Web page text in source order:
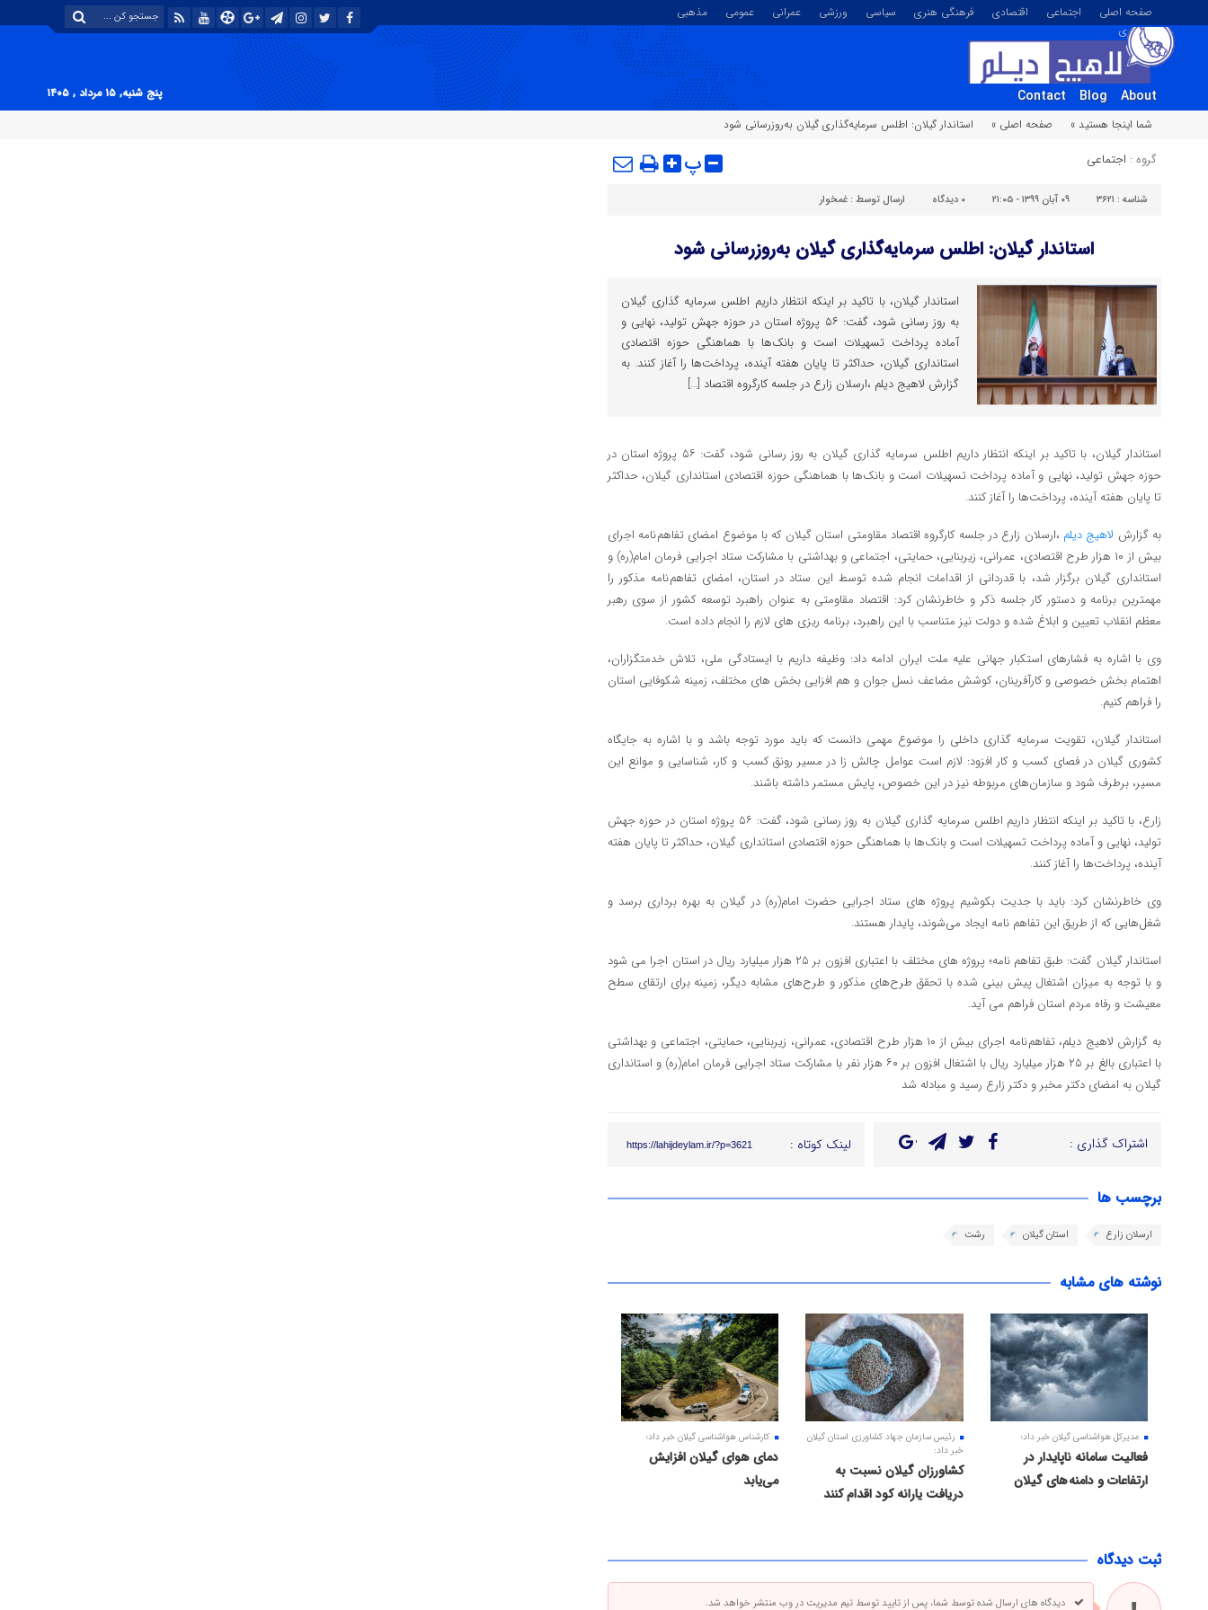
صفحه اصلی اجتماعی اقتصادی فرهنگی هنری سیاسی ورزشی عمرانی عمومی
مذهبی
تصویری
About
Blog
Contact
پنج شنبه, ۱۵ مرداد , ۱۴۰۵
شما اینجا هستید »
صفحه اصلی » استاندار گیلان: اطلس سرمایه‌گذاری گیلان به‌روزرسانی شود
گروه : اجتماعی پ
شناسه : ۳۶۲۱ ۰۹ آبان ۱۳۹۹ - ۲۱:۰۵ ۰ دیدگاه ارسال توسط : غمخوار
استاندار گیلان: اطلس سرمایه‌گذاری گیلان به‌روزرسانی شود
استاندار گیلان، با تاکید بر اینکه انتظار داریم اطلس سرمایه گذاری گیلان
به روز رسانی شود، گفت: ۵۶ پروژه استان در حوزه جهش تولید، نهایی و
آماده پرداخت تسهیلات است و بانک‌ها با هماهنگی حوزه اقتصادی
استانداری گیلان، حداکثر تا پایان هفته آینده، پرداخت‌ها را آغاز کنند. به
گزارش لاهیج دیلم ،ارسلان زارع در جلسه کارگروه اقتصاد […]
استاندار گیلان، با تاکید بر اینکه انتظار داریم اطلس سرمایه گذاری گیلان به روز رسانی شود، گفت: ۵۶ پروژه استان در
حوزه جهش تولید، نهایی و آماده پرداخت تسهیلات است و بانک‌ها با هماهنگی حوزه اقتصادی استانداری گیلان، حداکثر
تا پایان هفته آینده، پرداخت‌ها را آغاز کنند.
به گزارش لاهیج دیلم ،ارسلان زارع در جلسه کارگروه اقتصاد مقاومتی استان گیلان که با موضوع امضای تفاهم نامه اجرای
بیش از ۱۰ هزار طرح اقتصادی، عمرانی، زیربنایی، حمایتی، اجتماعی و بهداشتی با مشارکت ستاد اجرایی فرمان امام(ره) و
استانداری گیلان برگزار شد، با قدردانی از اقدامات انجام شده توسط این ستاد در استان، امضای تفاهم نامه مذکور را
مهمترین برنامه و دستور کار جلسه ذکر و خاطرنشان کرد: اقتصاد مقاومتی به عنوان راهبرد توسعه کشور از سوی رهبر
معظم انقلاب تعیین و ابلاغ شده و دولت نیز متناسب با این راهبرد، برنامه ریزی های لازم را انجام داده است.
وی با اشاره به فشارهای استکبار جهانی علیه ملت ایران ادامه داد: وظیفه داریم با ایستادگی ملی، تلاش خدمتگزاران،
اهتمام بخش خصوصی و کارآفرینان، کوشش مضاعف نسل جوان و هم افزایی بخش های مختلف، زمینه شکوفایی استان
را فراهم کنیم.
استاندار گیلان، تقویت سرمایه گذاری داخلی را موضوع مهمی دانست که باید مورد توجه باشد و با اشاره به جایگاه
کشوری گیلان در فصای کسب و کار افزود: لازم است عوامل چالش زا در مسیر رونق کسب و کار، شناسایی و موانع این
مسیر، برطرف شود و سازمان‌های مربوطه نیز در این خصوص، پایش مستمر داشته باشند.
زارع، با تاکید بر اینکه انتظار داریم اطلس سرمایه گذاری گیلان به روز رسانی شود، گفت: ۵۶ پروژه استان در حوزه جهش
تولید، نهایی و آماده پرداخت تسهیلات است و بانک‌ها با هماهنگی حوزه اقتصادی استانداری گیلان، حداکثر تا پایان هفته
آینده، پرداخت‌ها را آغاز کنند.
وی خاطرنشان کرد: باید با جدیت بکوشیم پروژه های ستاد اجرایی حضرت امام(ره) در گیلان به بهره برداری برسد و
شغل‌هایی که از طریق این تفاهم نامه ایجاد می‌شوند، پایدار هستند.
استاندار گیلان گفت: طبق تفاهم نامه؛ پروژه های مختلف با اعتباری افزون بر ۲۵ هزار میلیارد ریال در استان اجرا می شود
و با توجه به میزان اشتغال پیش بینی شده با تحقق طرح‌های مذکور و طرح‌های مشابه دیگر، زمینه برای ارتقای سطح
معیشت و رفاه مردم استان فراهم می آید.
به گزارش لاهیج دیلم، تفاهم نامه اجرای بیش از ۱۰ هزار طرح اقتصادی، عمرانی، زیربنایی، حمایتی، اجتماعی و بهداشتی
با اعتباری بالغ بر ۲۵ هزار میلیارد ریال با اشتغال افزون بر ۶۰ هزار نفر با مشارکت ستاد اجرایی فرمان امام(ره) و استانداری
گیلان به امضای دکتر مخبر و دکتر زارع رسید و مبادله شد
اشتراک گذاری : لینک کوتاه : https://lahijdeylam.ir/?p=3621
برچسب ها
ارسلان زارع استان گیلان رشت
نوشته های مشابه
مدیرکل هواشناسی گیلان خبر داد؛
فعالیت سامانه ناپایدار در
ارتفاعات و دامنه های گیلان
رئیس سازمان جهاد کشاورزی استان گیلان
خبر داد:
کشاورزان گیلان نسبت به
دریافت یارانه کود اقدام کنند
کارشناس هواشناسی گیلان خبر داد؛
دمای هوای گیلان افزایش
می‌یابد
ثبت دیدگاه
دیدگاه های ارسال شده توسط شما، پس از تایید توسط تیم مدیریت در وب منتشر خواهد شد.